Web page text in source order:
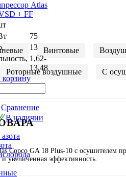
Atlas
+ FF
75
13
1,62-
13,48
Сравнение
В наличии
Винтовые
Роторные воздушные С
Copco GA 18 Plus-10 с осушителем
увеличенная эффективность.